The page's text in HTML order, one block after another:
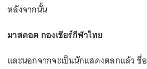
หลังจากนั้น
มาสคอต กองเชียร์กีฬาไทย
และนอกจากจะเป็นนักแสดงตลกแล้ว ชื่